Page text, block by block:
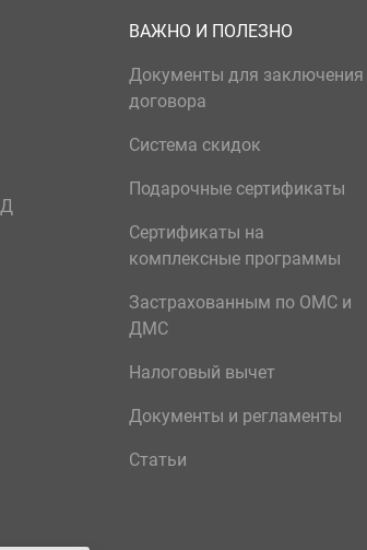
ВАЖНО И ПОЛЕЗНО
Документы для заключения
договора
Система скидок
Подарочные сертификаты
Сертификаты на
комплексные программы
Застрахованным по ОМС и
ДМС
Налоговый вычет
Документы и регламенты
Статьи